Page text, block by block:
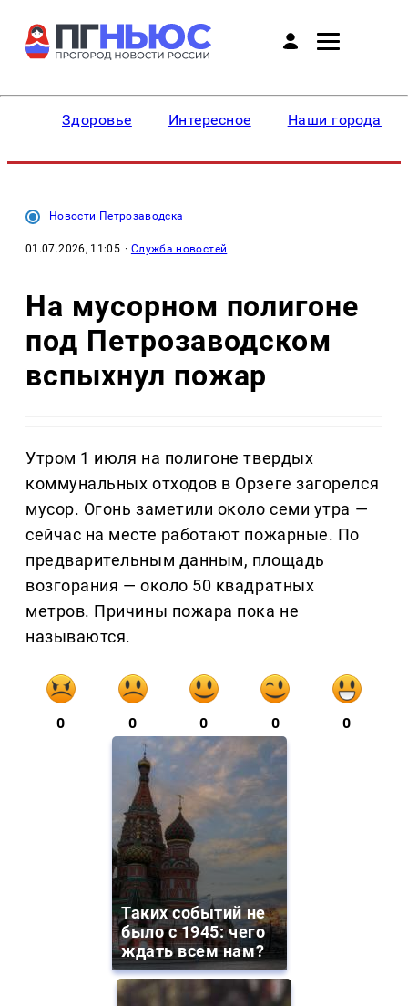
Здоровье Интересное Наши города
Новости Петрозаводска
01.07.2026, 11:05 · Служба новостей
На мусорном полигоне
под Петрозаводском
вспыхнул пожар
Утром 1 июля на полигоне твердых
коммунальных отходов в Орзеге загорелся
мусор. Огонь заметили около семи утра —
сейчас на месте работают пожарные. По
предварительным данным, площадь
возгорания — около 50 квадратных
метров. Причины пожара пока не
называются.
0 0 0 0 0
Таких событий не
было с 1945: чего
ждать всем нам?